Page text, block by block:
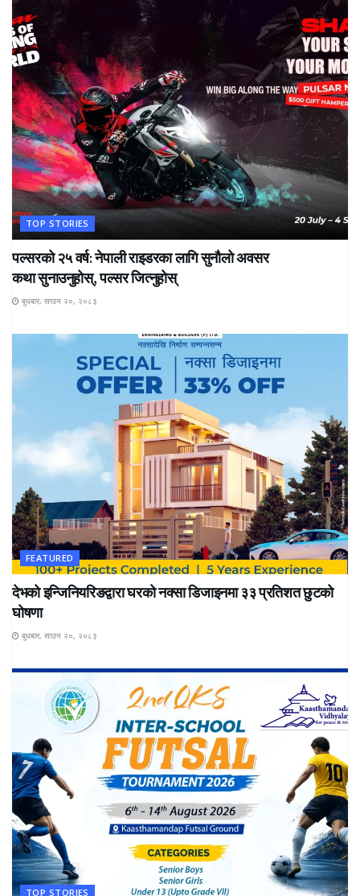
TOP STORIES
पल्सरको २५ वर्ष: नेपाली राइडरका लागि सुनौलो अवसर
कथा सुनाउनुहोस्, पल्सर जित्नुहोस्
बुधबार, साउन २०, २०८३
FEATURED
देभको इन्जिनियरिङद्वारा घरको नक्सा डिजाइनमा ३३ प्रतिशत छुटको
घोषणा
बुधबार, साउन २०, २०८३
TOP STORIES